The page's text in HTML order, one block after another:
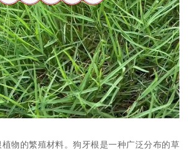
物的繁殖材料。狗牙根是一种广泛分布的草